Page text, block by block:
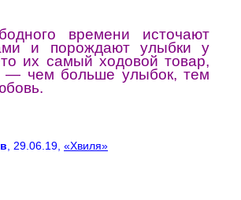
времени источают
и порождают улыбки у
их самый ходовой товар,
— чем больше улыбок, тем
, 29.06.19, «Хвиля»